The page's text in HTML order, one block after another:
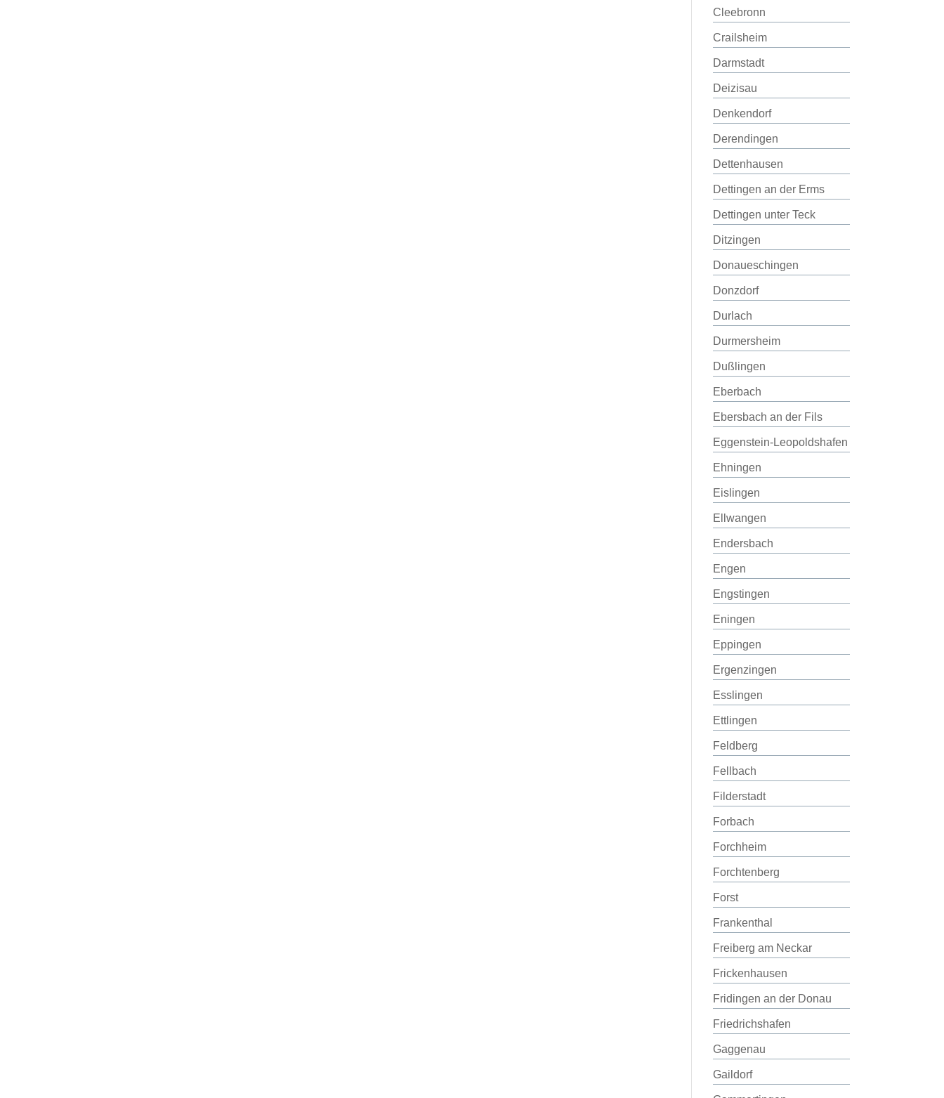
Cleebronn
Crailsheim
Darmstadt
Deizisau
Denkendorf
Derendingen
Dettenhausen
Dettingen an der Erms
Dettingen unter Teck
Ditzingen
Donaueschingen
Donzdorf
Durlach
Durmersheim
Dußlingen
Eberbach
Ebersbach an der Fils
Eggenstein-Leopoldshafen
Ehningen
Eislingen
Ellwangen
Endersbach
Engen
Engstingen
Eningen
Eppingen
Ergenzingen
Esslingen
Ettlingen
Feldberg
Fellbach
Filderstadt
Forbach
Forchheim
Forchtenberg
Forst
Frankenthal
Freiberg am Neckar
Frickenhausen
Fridingen an der Donau
Friedrichshafen
Gaggenau
Gaildorf